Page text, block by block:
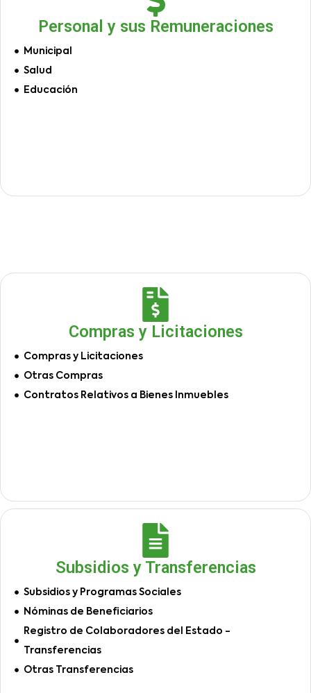
Personal y sus Remuneraciones
Municipal
Salud
Educación
Compras y Licitaciones
Compras y Licitaciones
Otras Compras
Contratos Relativos a Bienes Inmuebles
Subsidios y Transferencias
Subsidios y Programas Sociales
Nóminas de Beneficiarios
Registro de Colaboradores del Estado -
Transferencias
Otras Transferencias